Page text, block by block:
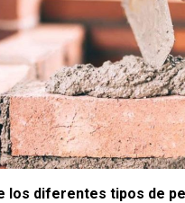
los diferentes tipos de